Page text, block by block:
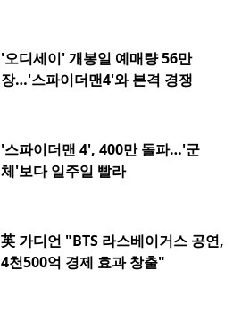
'오디세이' 개봉일 예매량 56만
장…'스파이더맨4'와 본격 경쟁
'스파이더맨 4', 400만 돌파…'군
체'보다 일주일 빨라
英 가디언 "BTS 라스베이거스 공연,
4천500억 경제 효과 창출"